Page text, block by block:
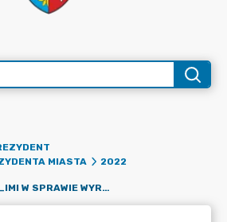
MIASTA
2022
OR.0050.537.2022_IMI W SPRAWIE WYRAŻENIA ZGODY NA UDZIELENIE ZAMÓWIENIA O WARTOŚCI DO 130.000 ZŁ NETTO I ZLECENIA WYKONANIA PRZEGLĄDU PODSTAWOWEGO (OKRESOWA KONTROLA ROCZNA) DRÓG PUBLICZNYCH BĘDĄCYCH W ZARZĄDZIE PREZYDENTA MIASTA ŻORY(ZARZĄDZENIE ZANONIMI